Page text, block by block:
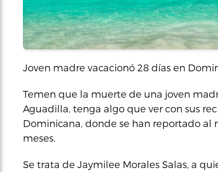
Joven madre vacacionó 28 días en
Temen que la muerte de una joven
Aguadilla, tenga algo que ver con sus
Dominicana, donde se han reportado al
meses.
Se trata de Jaymilee Morales Salas, a